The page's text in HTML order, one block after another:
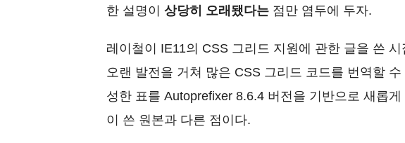
한 설명이 상당히 오래됐다는 점만 염두에 두자.
레이철이 IE11의 CSS 그리드 지원에 관한 글을 쓴
오랜 발전을 거쳐 많은 CSS 그리드 코드를 번역할
성한 표를 Autoprefixer 8.6.4 버전을 기반으로 새롭게
이 쓴 원본과 다른 점이다.